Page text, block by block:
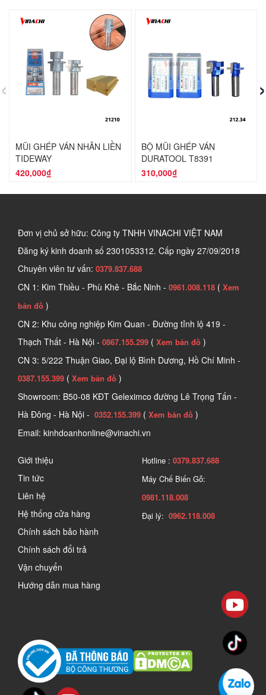
MŨI GHÉP VÁN NHÂN LIỀN
TIDEWAY
420,000₫
BỘ MŨI GHÉP VÁN
DURATOOL T8391
310,000₫
‹ ›
Đơn vị chủ sở hữu: Công ty TNHH VINACHI VIỆT NAM
Đăng ký kinh doanh số 2301053312. Cấp ngày 27/09/2018
Chuyên viên tư vấn: 0379.837.688
CN 1: Kim Thiều - Phù Khê - Bắc Ninh - 0961.008.118 ( Xem
bản đồ )
CN 2: Khu công nghiệp Kim Quan - Đường tỉnh lộ 419 -
Thạch Thất - Hà Nội - 0867.155.299 ( Xem bản đồ )
CN 3: 5/222 Thuận Giao, Đại lộ Bình Dương, Hồ Chí Minh -
0387.155.399 ( Xem bản đồ )
Showroom: B50-08 KĐT Geleximco đường Lê Trọng Tấn -
Hà Đông - Hà Nội - 0352.155.399 ( Xem bản đồ )
Email: kinhdoanhonline@vinachi.vn
Giới thiệu
Tin tức
Liên hệ
Hệ thống cửa hàng
Chính sách bảo hành
Chính sách đổi trả
Vận chuyển
Hướng dẫn mua hàng
Hotline : 0379.837.688
Máy Chế Biến Gỗ:
0981.118.008
Đại lý: 0962.118.008